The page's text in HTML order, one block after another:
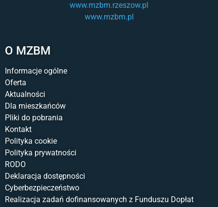
O MZBM
Informacje ogólne
Oferta
Aktualności
Dla mieszkańców
Pliki do pobrania
Kontakt
Polityka cookie
Polityka prywatności
RODO
Deklaracja dostępności
Cyberbezpieczeństwo
Realizacja zadań dofinansowanych z Funduszu Dopłat
www.mzbm.rzeszow.pl
www.mzbm.pl